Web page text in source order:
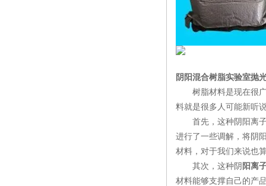
阴阳混合树脂实验室抛
树脂材料是现在很广
料就是很多人可能新听
首先，这种阴阳离子
进行了一些调解，将阴
材料，对于我们来说也
其次，这种阴 阳离
材料能够支撑自己的产